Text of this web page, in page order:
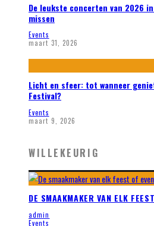
De leukste concerten van 2026
missen
Events
maart 31, 2026
Licht en sfeer: tot wanneer
Festival?
Events
maart 9, 2026
WILLEKEURIG
DE SMAAKMAKER VAN ELK
admin
Events